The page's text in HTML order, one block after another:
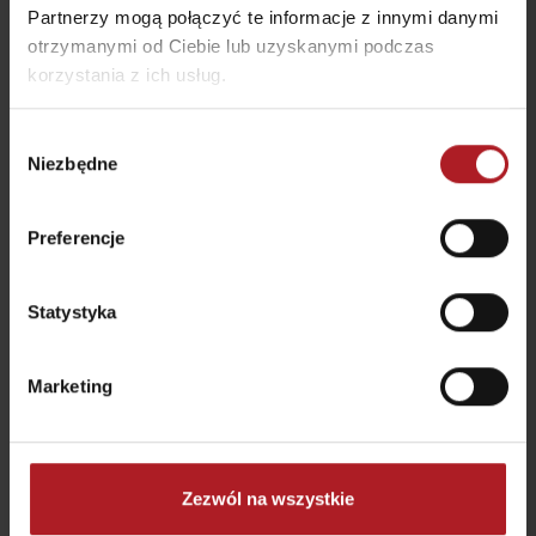
Partnerzy mogą połączyć te informacje z innymi danymi
otrzymanymi od Ciebie lub uzyskanymi podczas
korzystania z ich usług.
zgody
Niezbędne
Preferencje
Statystyka
Marketing
Zezwól na wszystkie
INTESSIVO
Liptovský Mikuláš